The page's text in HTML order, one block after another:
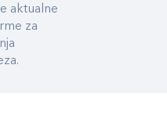
aktualne
za